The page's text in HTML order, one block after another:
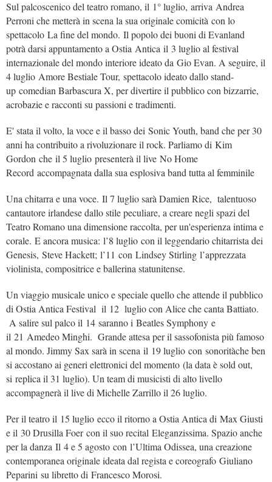
Sul palcoscenico del teatro romano, il 1° luglio, arriva Andrea
Perroni che metterà in scena la sua originale comicità con lo
spettacolo La fine del mondo. Il popolo dei buoni di Evanland
potrà darsi appuntamento a Ostia Antica il 3 luglio al festival
internazionale del mondo interiore ideato da Gio Evan. A seguire, il
4 luglio Amore Bestiale Tour, spettacolo ideato dallo stand-
up comedian Barbascura X, per divertire il pubblico con bizzarrie,
acrobazie e racconti su passioni e tradimenti.
E' stata il volto, la voce e il basso dei Sonic Youth, band che per 30
anni ha contribuito a rivoluzionare il rock. Parliamo di Kim
Gordon che il 5 luglio presenterà il live No Home
Record accompagnata dalla sua esplosiva band tutta al femminile
Una chitarra e una voce. Il 7 luglio sarà Damien Rice, talentuoso
cantautore irlandese dallo stile peculiare, a creare negli spazi del
Teatro Romano una dimensione raccolta, per un'esperienza intima e
corale. E ancora musica: l’8 luglio con il leggendario chitarrista dei
Genesis, Steve Hackett; l’11 con Lindsey Stirling l’apprezzata
violinista, compositrice e ballerina statunitense.
Un viaggio musicale unico e speciale quello che attende il pubblico
di Ostia Antica Festival il 12 luglio con Alice che canta Battiato.
A salire sul palco il 14 saranno i Beatles Symphony e
il 21 Amedeo Minghi. Grande attesa per il sassofonista più famoso
al mondo. Jimmy Sax sarà in scena il 19 luglio con sonoritàche ben
si accostano ai generi elettronici del momento (la data è sold out,
si replica il 31 luglio). Un team di musicisti di alto livello
accompagnerà il live di Michelle Zarrillo il 26 luglio.
Per il teatro il 15 luglio ecco il ritorno a Ostia Antica di Max Giusti
e il 30 Drusilla Foer con il suo recital Eleganzissima. Spazio anche
per la danza Il 4 e 5 agosto con l’Ultima Odissea, una creazione
contemporanea originale ideata dal regista e coreografo Giuliano
Peparini su libretto di Francesco Morosi.